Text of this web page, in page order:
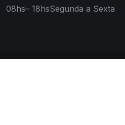
08hs– 18hsSegunda a Sexta